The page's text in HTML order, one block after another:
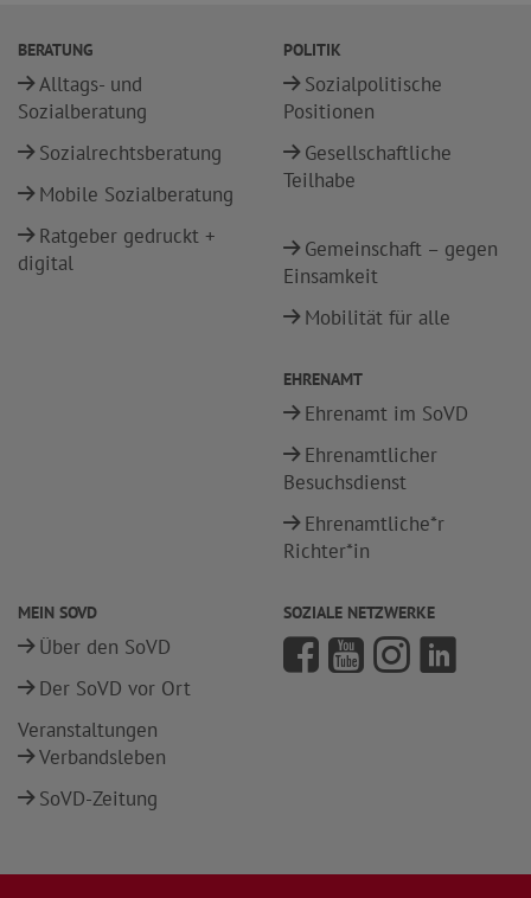
BERATUNG
Alltags- und
Sozialberatung
Sozialrechtsberatung
Mobile Sozialberatung
Ratgeber gedruckt +
digital
POLITIK
Sozialpolitische
Positionen
Gesellschaftliche
Teilhabe
Gemeinschaft – gegen
Einsamkeit
Mobilität für alle
EHRENAMT
Ehrenamt im SoVD
Ehrenamtlicher
Besuchsdienst
Ehrenamtliche*r
Richter*in
MEIN SOVD
Über den SoVD
Der SoVD vor Ort
Veranstaltungen
Verbandsleben
SoVD-Zeitung
SOZIALE NETZWERKE